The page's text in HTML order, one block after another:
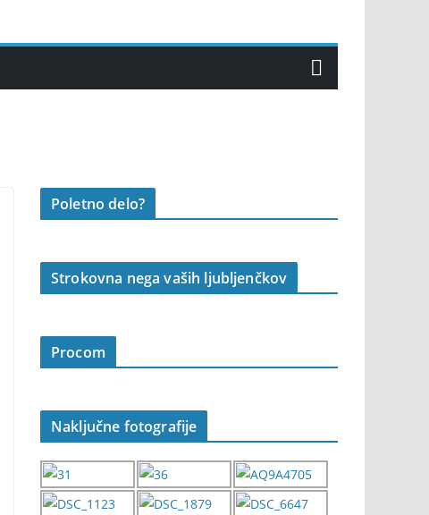
Poletno delo?
Strokovna nega vaših ljubljenčkov
Procom
Naključne fotografije